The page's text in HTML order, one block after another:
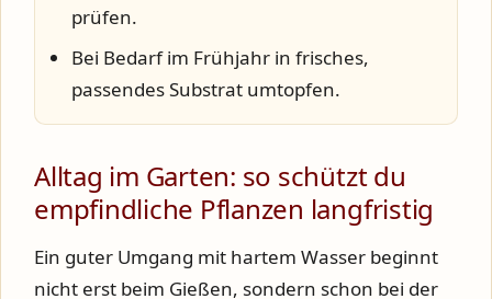
prüfen.
Bei Bedarf im Frühjahr in frisches,
passendes Substrat umtopfen.
Alltag im Garten: so schützt du
empfindliche Pflanzen langfristig
Ein guter Umgang mit hartem Wasser beginnt
nicht erst beim Gießen, sondern schon bei der